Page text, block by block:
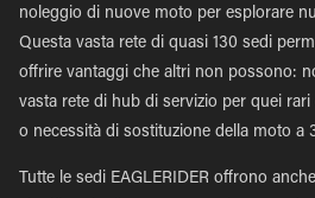
noleggio di nuove moto per esplorare
Questa vasta rete di quasi 130 sedi
offrire vantaggi che altri non possono:
vasta rete di hub di servizio per quei
o necessità di sostituzione della moto a
Tutte le sedi EAGLERIDER offrono